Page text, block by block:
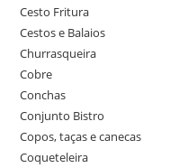
Cesto Fritura
Cestos e Balaios
Churrasqueira
Cobre
Conchas
Conjunto Bistro
Copos, taças e canecas
Coqueteleira